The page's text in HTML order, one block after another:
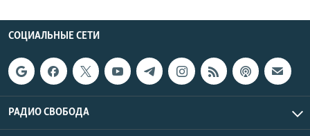
СОЦИАЛЬНЫЕ СЕТИ
РАДИО СВОБОДА